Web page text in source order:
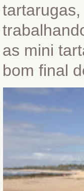
as mini
bom final